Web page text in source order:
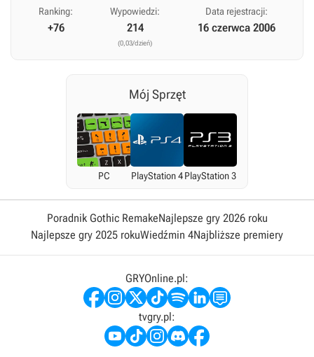
Ranking:
+76
Wypowiedzi:
214
(0,03/dzień)
Data rejestracji:
16 czerwca 2006
Mój Sprzęt
PC PlayStation 4PlayStation 3
Poradnik Gothic RemakeNajlepsze gry 2026 roku
Najlepsze gry 2025 rokuWiedźmin 4Najbliższe premiery
GRYOnline.pl:
tvgry.pl: